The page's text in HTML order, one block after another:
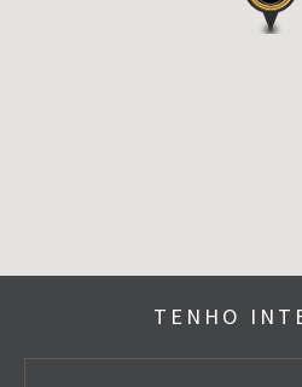
TENHO